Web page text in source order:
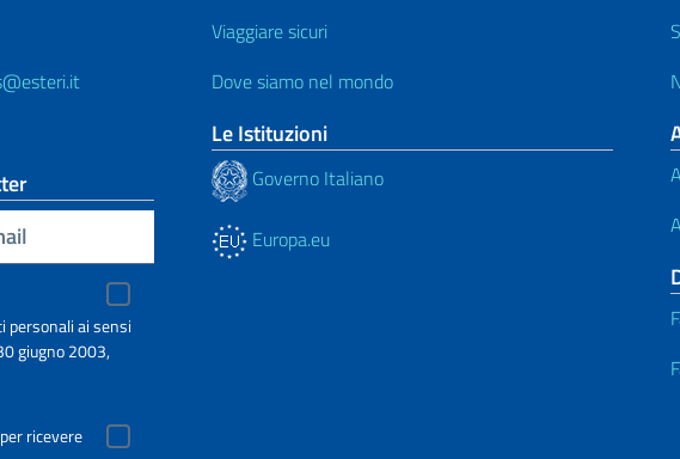
personali ai sensi
giugno 2003,
ricevere
Viaggiare sicuri
Dove siamo nel mondo
Le Istituzioni
Governo Italiano
Europa.eu